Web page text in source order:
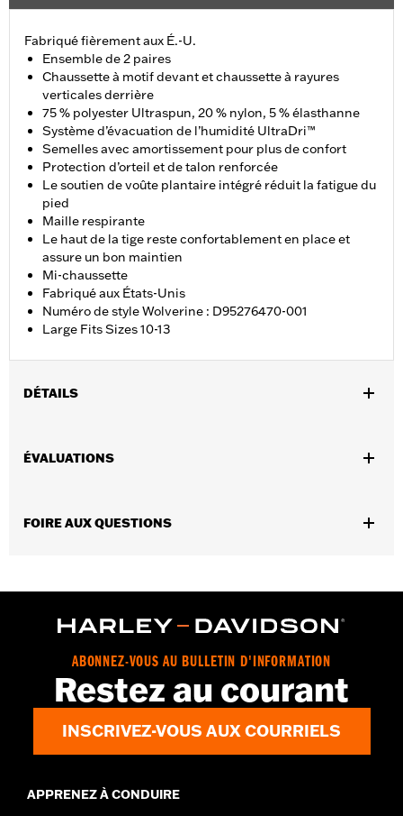
Fabriqué fièrement aux É.-U.
Ensemble de 2 paires
Chaussette à motif devant et chaussette à rayures
verticales derrière
75 % polyester Ultraspun, 20 % nylon, 5 % élasthanne
Système d’évacuation de l’humidité UltraDri™
Semelles avec amortissement pour plus de confort
Protection d’orteil et de talon renforcée
Le soutien de voûte plantaire intégré réduit la fatigue du
pied
Maille respirante
Le haut de la tige reste confortablement en place et
assure un bon maintien
Mi-chaussette
Fabriqué aux États-Unis
Numéro de style Wolverine : D95276470-001
Large Fits Sizes 10-13
DÉTAILS
GARANTIE:Garantie du fabricant Wolverine Worldwide –
Origine:Importé
ÉVALUATIONS
FOIRE AUX QUESTIONS
ABONNEZ-VOUS AU BULLETIN D'INFORMATION
Restez au courant
INSCRIVEZ-VOUS AUX COURRIELS
APPRENEZ À CONDUIRE